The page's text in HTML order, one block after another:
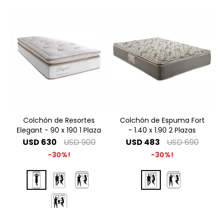
Colchón de Resortes
Elegant - 90 x 190 1 Plaza
USD 630 USD900
30
Colchón de Espuma Fort
- 1.40 x 1.90 2 Plazas
USD 483 USD690
30